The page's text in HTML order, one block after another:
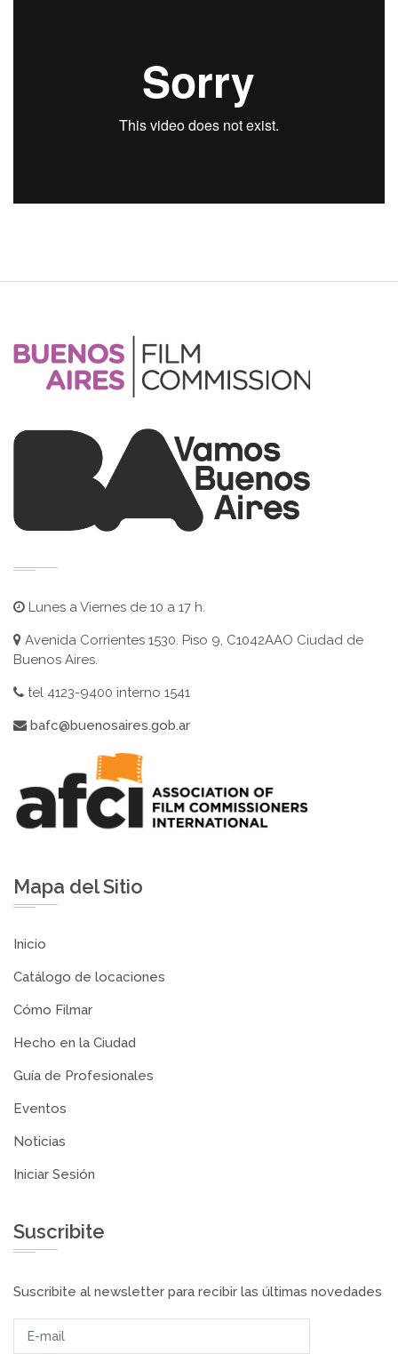
Lunes a Viernes de 10 a 17 h.
Avenida Corrientes 1530. Piso 9, C1042AAO Ciudad de
Buenos Aires.
tel 4123-9400 interno 1541
bafc@buenosaires.gob.ar
Mapa del Sitio
Inicio
Catálogo de locaciones
Cómo Filmar
Hecho en la Ciudad
Guía de Profesionales
Eventos
Noticias
Iniciar Sesión
Suscribite
Suscribite al newsletter para recibir las últimas novedades